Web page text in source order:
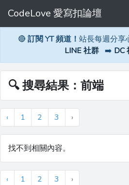
CodeLove 愛寫扣論壇
🔴 訂閱 YT 頻道！ 站長每週分
LINE 社群 ➡️ DC
🔍 搜尋結果：前端
‹ 1 2 3 ›
找不到相關內容。
‹ 1 2 3 ›